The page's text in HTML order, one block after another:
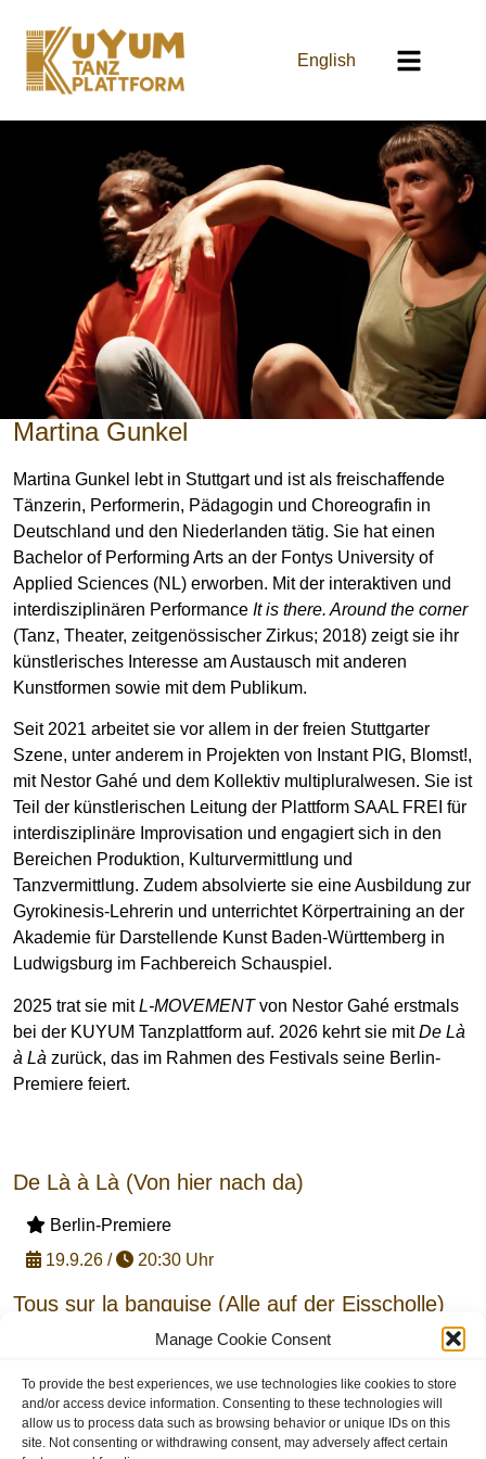
Manage Cookie Consent
To provide the best experiences, we use technologies like cookies to store
and/or access device information. Consenting to these technologies will
allow us to process data such as browsing behavior or unique IDs on this
site. Not consenting or withdrawing consent, may adversely affect certain
English
Martina Gunkel
Martina Gunkel lebt in Stuttgart und ist als freischaffende
Tänzerin, Performerin, Pädagogin und Choreografin in
Deutschland und den Niederlanden tätig. Sie hat einen
Bachelor of Performing Arts an der Fontys University of
Applied Sciences (NL) erworben. Mit der interaktiven und
interdisziplinären Performance It is there. Around the corner
(Tanz, Theater, zeitgenössischer Zirkus; 2018) zeigt sie ihr
künstlerisches Interesse am Austausch mit anderen
Kunstformen sowie mit dem Publikum.
Seit 2021 arbeitet sie vor allem in der freien Stuttgarter
Szene, unter anderem in Projekten von Instant PIG, Blomst!,
mit Nestor Gahé und dem Kollektiv multipluralwesen. Sie ist
Teil der künstlerischen Leitung der Plattform SAAL FREI für
interdisziplinäre Improvisation und engagiert sich in den
Bereichen Produktion, Kulturvermittlung und
Tanzvermittlung. Zudem absolvierte sie eine Ausbildung zur
Gyrokinesis-Lehrerin und unterrichtet Körpertraining an der
Akademie für Darstellende Kunst Baden-Württemberg in
Ludwigsburg im Fachbereich Schauspiel.
2025 trat sie mitL-MOVEMENTvon Nestor Gahé erstmals
bei der KUYUM Tanzplattform auf. 2026 kehrt sie mitDe Là
à Là zurück, das im Rahmen des Festivals seine Berlin-
Premiere feiert.
De Là à Là (Von hier nach da)
Berlin-Premiere
19.9.26 /
20:30 Uhr
Tous sur la banquise (Alle auf der Eisscholle)
Berlin Premiere
20.9.26 /
18:00 Uhr
mit Tastführung + Audiodeskription